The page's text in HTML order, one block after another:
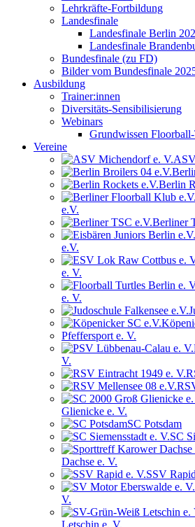
Lehrkräfte-Fortbildung
Landesfinale
Landesfinale Berlin
Landesfinale
Bundesfinale (zu FD)
Bilder vom Bundesfinale
Ausbildung
Trainer:innen
Diversitäts-Sensibilisierung
Webinars
Grundwissen
Vereine
Berlin
e.V.
Berliner
e.V.
e. V.
e. V.
Pfeffersport e. V.
V.
Glienicke e. V.
SC Potsdam
SC
Dachse e. V.
SSV
V.
Letschin e. V.